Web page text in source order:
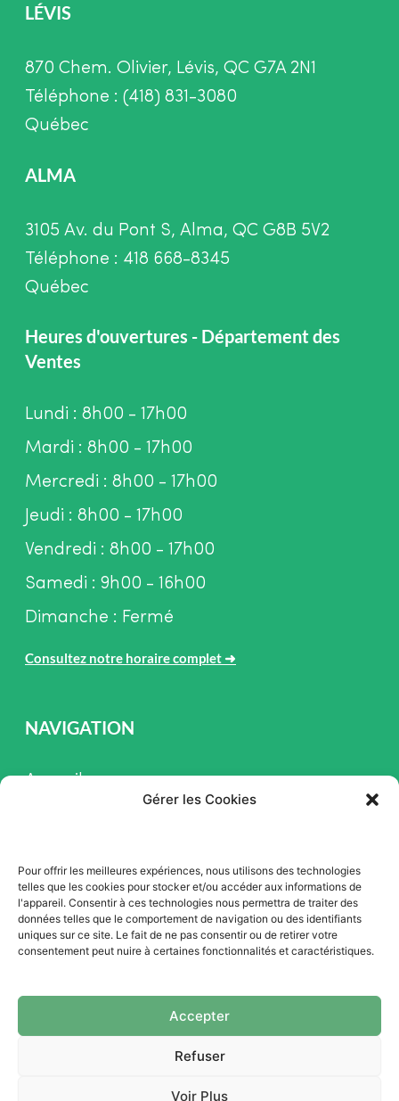
Gérer les Cookies
Pour offrir les meilleures expériences, nous utilisons des technologies
telles que les cookies pour stocker et/ou accéder aux informations de
l'appareil. Consentir à ces technologies nous permettra de traiter des
données telles que le comportement de navigation ou des identifiants
uniques sur ce site. Le fait de ne pas consentir ou de retirer votre
consentement peut nuire à certaines fonctionnalités et caractéristiques.
Accepter
Refuser
Voir Plus
LÉVIS
870 Chem. Olivier, Lévis, QC G7A 2N1
Téléphone : (418) 831-3080
Québec
ALMA
3105 Av. du Pont S, Alma, QC G8B 5V2
Téléphone : 418 668-8345
Québec
Heures d'ouvertures - Département des
Ventes
Lundi : 8h00 - 17h00
Mardi : 8h00 - 17h00
Mercredi : 8h00 - 17h00
Jeudi : 8h00 - 17h00
Vendredi : 8h00 - 17h00
Samedi : 9h00 - 16h00
Dimanche : Fermé
Consultez notre horaire complet ➜
NAVIGATION
Accueil
Promotion
Blogue
Nous contacter